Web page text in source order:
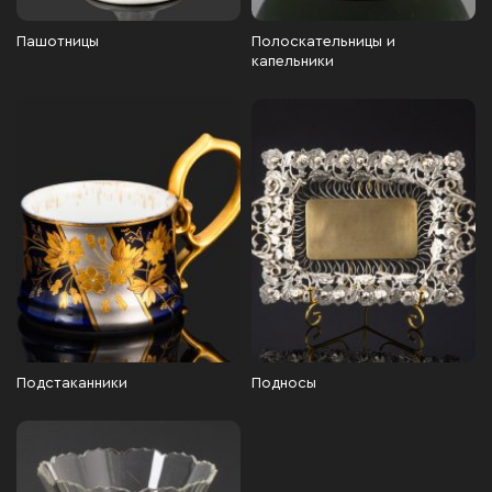
Пашотницы
Полоскательницы и
капельники
Подстаканники Подносы